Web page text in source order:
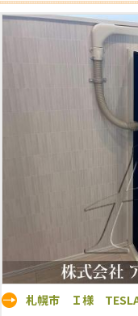
札幌市 Ｉ様